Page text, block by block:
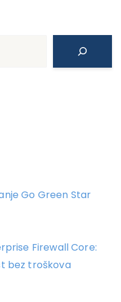
Go Green Star
Firewall Core:
bez troškova